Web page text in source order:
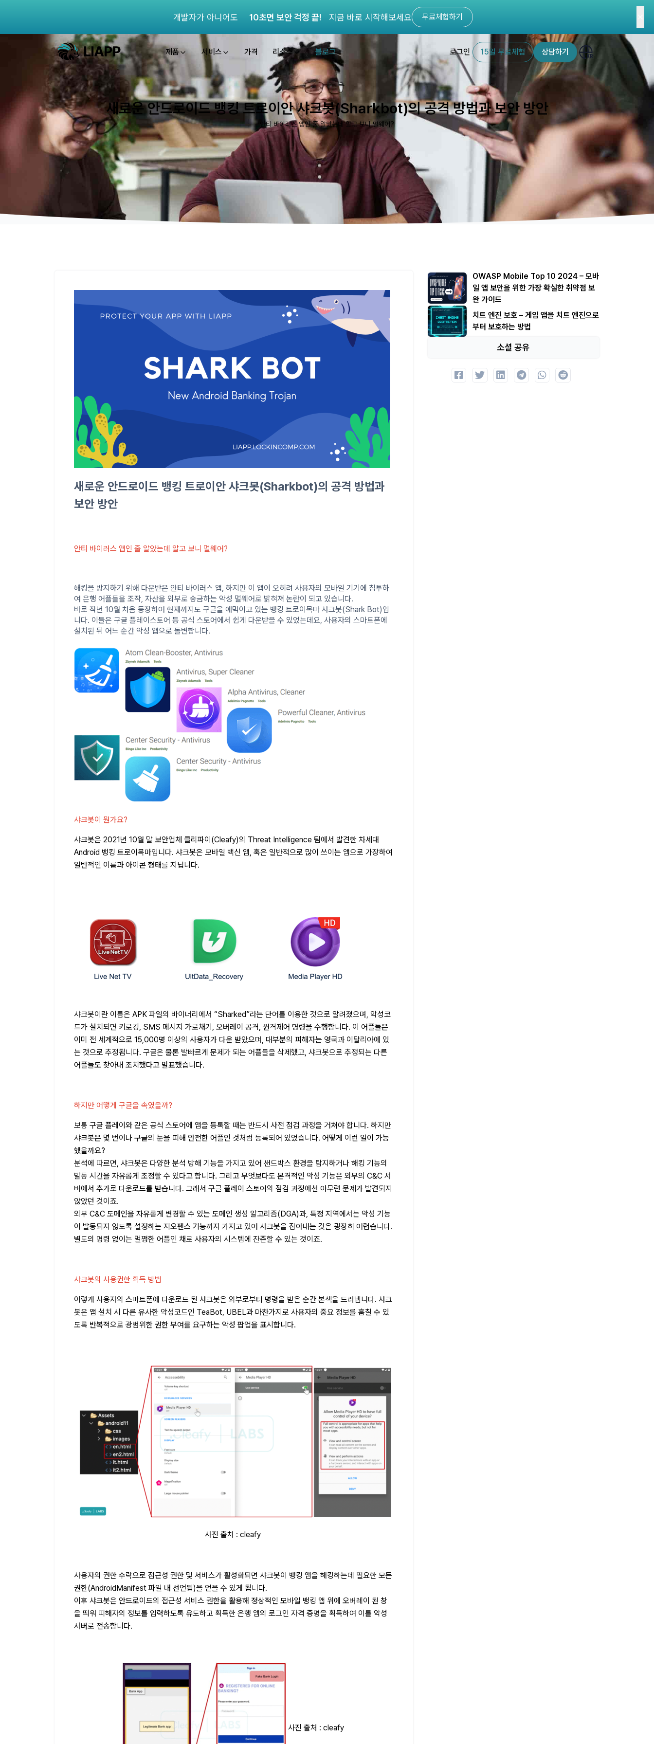
개발자가 아니어도 10초면 보안 걱정 끝! 지금 바로 시작해보세요 무료체험하기
제품 서비스 가격 리소스 블로그 로그인 15일 무료체험 상담하기
새로운 안드로이드 뱅킹 트로이안 샤크봇(Sharkbot)의 공격 방법과 보안 방안
안티 바이러스 앱인 줄 알았는데 알고 보니 멀웨어?
새로운 안드로이드 뱅킹 트로이안 샤크봇(Sharkbot)의 공격 방법과
보안 방안
안티 바이러스 앱인 줄 알았는데 알고 보니 멀웨어?
해킹을 방지하기 위해 다운받은 안티 바이러스 앱, 하지만 이 앱이 오히려 사용자의 모바일 기기에 침투하
여 은행 어플들을 조작, 자산을 외부로 송금하는 악성 멀웨어로 밝혀져 논란이 되고 있습니다.
바로 작년 10월 처음 등장하여 현재까지도 구글을 애먹이고 있는 뱅킹 트로이목마 샤크봇(Shark Bot)입
니다. 이들은 구글 플레이스토어 등 공식 스토어에서 쉽게 다운받을 수 있었는데요, 사용자의 스마트폰에
설치된 뒤 어느 순간 악성 앱으로 돌변합니다.
샤크봇이 뭔가요?
샤크봇은 2021년 10월 말 보안업체 클리파이(Cleafy)의 Threat Intelligence 팀에서 발견한 차세대
Android 뱅킹 트로이목마입니다. 샤크봇은 모바일 백신 앱, 혹은 일반적으로 많이 쓰이는 앱으로 가장하여
일반적인 이름과 아이콘 형태를 지닙니다.
샤크봇이란 이름은 APK 파일의 바이너리에서 “Sharked”라는 단어를 이용한 것으로 알려졌으며, 악성코
드가 설치되면 키로깅, SMS 메시지 가로채기, 오버레이 공격, 원격제어 명령을 수행합니다. 이 어플들은
이미 전 세계적으로 15,000명 이상의 사용자가 다운 받았으며, 대부분의 피해자는 영국과 이탈리아에 있
는 것으로 추정됩니다. 구글은 물론 발빠르게 문제가 되는 어플들을 삭제했고, 샤크봇으로 추정되는 다른
어플들도 찾아내 조치했다고 발표했습니다.
하지만 어떻게 구글을 속였을까?
보통 구글 플레이와 같은 공식 스토어에 앱을 등록할 때는 반드시 사전 점검 과정을 거쳐야 합니다. 하지만
샤크봇은 몇 번이나 구글의 눈을 피해 안전한 어플인 것처럼 등록되어 있었습니다. 어떻게 이런 일이 가능
했을까요?
분석에 따르면, 샤크봇은 다양한 분석 방해 기능을 가지고 있어 샌드박스 환경을 탐지하거나 해킹 기능의
발동 시간을 자유롭게 조정할 수 있다고 합니다. 그리고 무엇보다도 본격적인 악성 기능은 외부의 C&C 서
버에서 추가로 다운로드를 받습니다. 그래서 구글 플레이 스토어의 점검 과정에선 아무런 문제가 발견되지
않았던 것이죠.
외부 C&C 도메인을 자유롭게 변경할 수 있는 도메인 생성 알고리즘(DGA)과, 특정 지역에서는 악성 기능
이 발동되지 않도록 설정하는 지오펜스 기능까지 가지고 있어 샤크봇을 잡아내는 것은 굉장히 어렵습니다.
별도의 명령 없이는 멀쩡한 어플인 채로 사용자의 시스템에 잔존할 수 있는 것이죠.
샤크봇의 사용권한 획득 방법
이렇게 사용자의 스마트폰에 다운로드 된 샤크봇은 외부로부터 명령을 받은 순간 본색을 드러냅니다. 샤크
봇은 앱 설치 시 다른 유사한 악성코드인 TeaBot, UBEL과 마찬가지로 사용자의 중요 정보를 훔칠 수 있
도록 반복적으로 광범위한 권한 부여를 요구하는 악성 팝업을 표시합니다.
사진 출처 : cleafy
사용자의 권한 수락으로 접근성 권한 및 서비스가 활성화되면 샤크봇이 뱅킹 앱을 해킹하는데 필요한 모든
권한(AndroidManifest 파일 내 선언됨)을 얻을 수 있게 됩니다.
이후 샤크봇은 안드로이드의 접근성 서비스 권한을 활용해 정상적인 모바일 뱅킹 앱 위에 오버레이 된 창
을 띄워 피해자의 정보를 입력하도록 유도하고 획득한 은행 앱의 로그인 자격 증명을 획득하여 이를 악성
서버로 전송합니다.
사진 출처 : cleafy
OWASP Mobile Top 10 2024 – 모바
일 앱 보안을 위한 가장 확실한 취약점 보
완 가이드
치트 엔진 보호 – 게임 앱을 치트 엔진으로
부터 보호하는 방법
소셜 공유